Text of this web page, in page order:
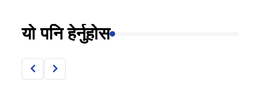
यो पनि हेर्नुहोस